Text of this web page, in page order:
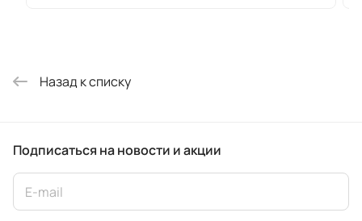
Назад к списку
Подписаться на новости и акции